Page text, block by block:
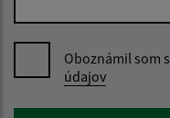
Oboznámil som
údajov